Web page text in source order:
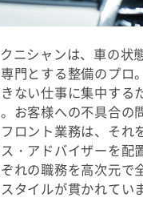
ニシャンは、車の状
門とする整備のプロ
ない仕事に集中する
お客様への不具合の
ロント業務は、それ
・アドバイザーを配
れの職務を高次元で
タイルが貫かれてい